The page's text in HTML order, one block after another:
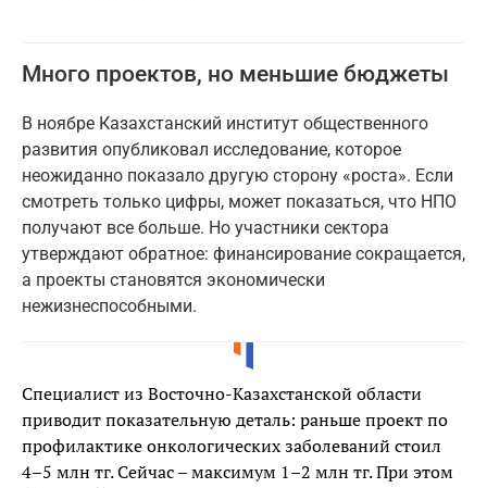
Много проектов, но меньшие бюджеты
В ноябре Казахстанский институт общественного
развития опубликовал исследование, которое
неожиданно показало другую сторону «роста». Если
смотреть только цифры, может показаться, что НПО
получают все больше. Но участники сектора
утверждают обратное: финансирование сокращается,
а проекты становятся экономически
нежизнеспособными.
Специалист из Восточно-Казахстанской области
приводит показательную деталь: раньше проект по
профилактике онкологических заболеваний стоил
4–5 млн тг. Сейчас – максимум 1–2 млн тг. При этом